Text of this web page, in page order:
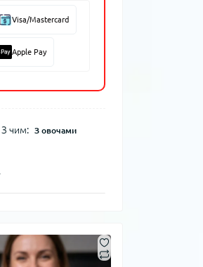
Visa/Mastercard
Apple Pay
З чим: З овочами